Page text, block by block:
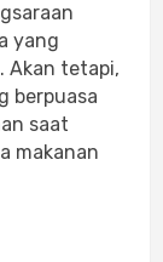
yang
Akan tetapi,
berpuasa
saat
makanan